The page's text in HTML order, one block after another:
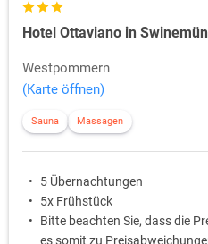
Hotel Ottaviano in
Westpommern
(Karte öffnen)
Sauna Massagen
5 Übernachtungen
5x Frühstück
Bitte beachten Sie, dass die
es somit zu